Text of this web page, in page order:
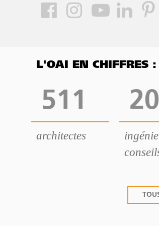
L'OAI EN CHIFFRES
511
architectes